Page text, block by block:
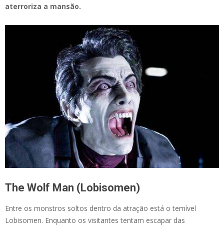
aterroriza a mansão.
The Wolf Man (Lobisomen)
Entre os monstros soltos dentro da atração está o temível
Lobisomen. Enquanto os visitantes tentam escapar das